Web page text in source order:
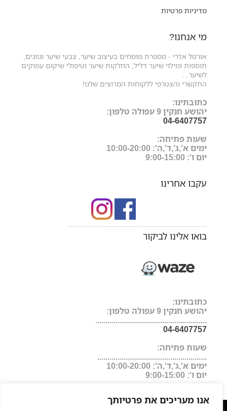
אנו מעריכים את פרטיותך
מדיניות פרטיות
מי אנחנו?
אורטל אדרי - מספרת מומחים בעיצוב שיער, צבעי שיער וגוונים,
תוספות ומילוי שיער דליל, החלקות שיער וטיפולי שיקום עמוקים
לשיער...
התקשרי והצטרפי ללקוחות המרוצים שלנו!
כתובתינו:
יהושע חנקין 9 עפולה טלפון:
04-6407757
שעות פתיחה:
ימים א',ג',ד',ה': 10:00-20:00
יום ו': 9:00-15:00
עקבו אחרינו
.....................................................................
בואו אלינו לביקור
כתובתינו:
יהושע חנקין 9 עפולה טלפון:
.......................................................
04-6407757
שעות פתיחה:
......................................................
ימים א',ג',ד',ה': 10:00-20:00
יום ו': 9:00-15:00